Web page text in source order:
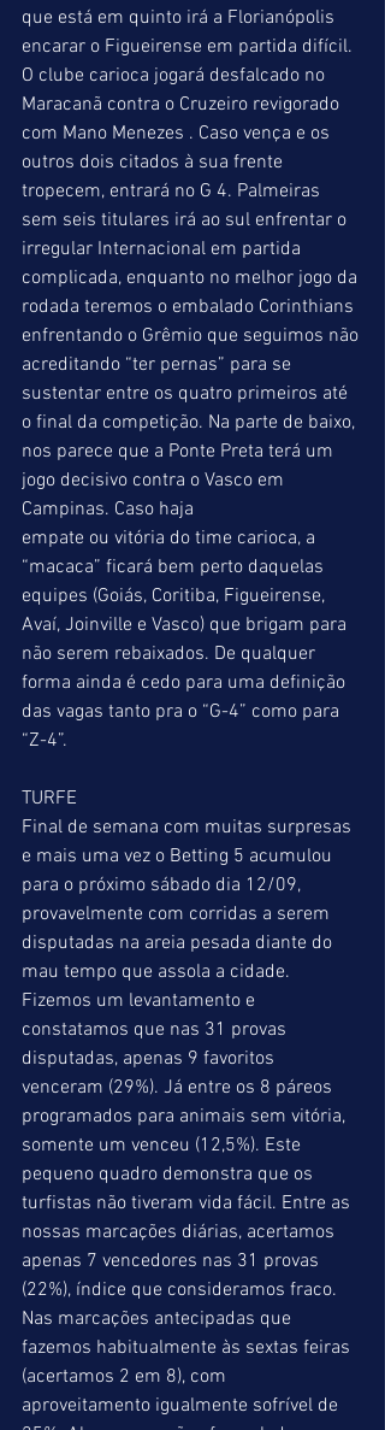
que está em quinto irá a Florianópolis
encarar o Figueirense em partida difícil.
O clube carioca jogará desfalcado no
Maracanã contra o Cruzeiro revigorado
com Mano Menezes . Caso vença e os
outros dois citados à sua frente
tropecem, entrará no G 4. Palmeiras
sem seis titulares irá ao sul enfrentar o
irregular Internacional em partida
complicada, enquanto no melhor jogo da
rodada teremos o embalado Corinthians
enfrentando o Grêmio que seguimos não
acreditando “ter pernas” para se
sustentar entre os quatro primeiros até
o final da competição. Na parte de baixo,
nos parece que a Ponte Preta terá um
jogo decisivo contra o Vasco em
Campinas. Caso haja
empate ou vitória do time carioca, a
“macaca” ficará bem perto daquelas
equipes (Goiás, Coritiba, Figueirense,
Avaí, Joinville e Vasco) que brigam para
não serem rebaixados. De qualquer
forma ainda é cedo para uma definição
das vagas tanto pra o “G-4” como para
“Z-4”.
TURFE
Final de semana com muitas surpresas
e mais uma vez o Betting 5 acumulou
para o próximo sábado dia 12/09,
provavelmente com corridas a serem
disputadas na areia pesada diante do
mau tempo que assola a cidade.
Fizemos um levantamento e
constatamos que nas 31 provas
disputadas, apenas 9 favoritos
venceram (29%). Já entre os 8 páreos
programados para animais sem vitória,
somente um venceu (12,5%). Este
pequeno quadro demonstra que os
turfistas não tiveram vida fácil. Entre as
nossas marcações diárias, acertamos
apenas 7 vencedores nas 31 provas
(22%), índice que consideramos fraco.
Nas marcações antecipadas que
fazemos habitualmente às sextas feiras
(acertamos 2 em 8), com
aproveitamento igualmente sofrível de